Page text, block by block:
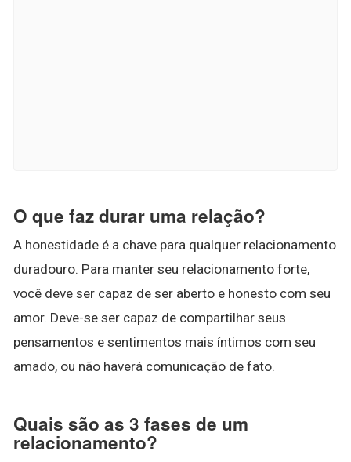
O que faz durar uma relação?
A honestidade é a chave para qualquer relacionamento
duradouro. Para manter seu relacionamento forte,
você deve ser capaz de ser aberto e honesto com seu
amor. Deve-se ser capaz de compartilhar seus
pensamentos e sentimentos mais íntimos com seu
amado, ou não haverá comunicação de fato.
Quais são as 3 fases de um
relacionamento?